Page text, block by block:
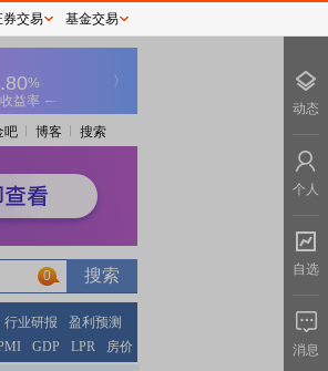
吧 博客 搜索
0
行业研报
盈利预测
GDP LPR 房价
券交易 基金交易
动态
个人
自选
消息